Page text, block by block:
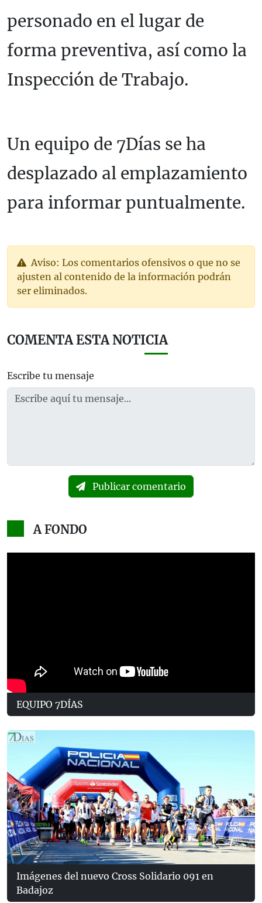
personado en el lugar de
forma preventiva, así como la
Inspección de Trabajo.
Un equipo de 7Días se ha
desplazado al emplazamiento
para informar puntualmente.
Aviso: Los comentarios ofensivos o que no se
ajusten al contenido de la información podrán
ser eliminados.
COMENTA ESTA NOTICIA
Escribe tu mensaje
Publicar comentario
A FONDO
EQUIPO 7DÍAS
Imágenes del nuevo Cross Solidario 091 en
Badajoz